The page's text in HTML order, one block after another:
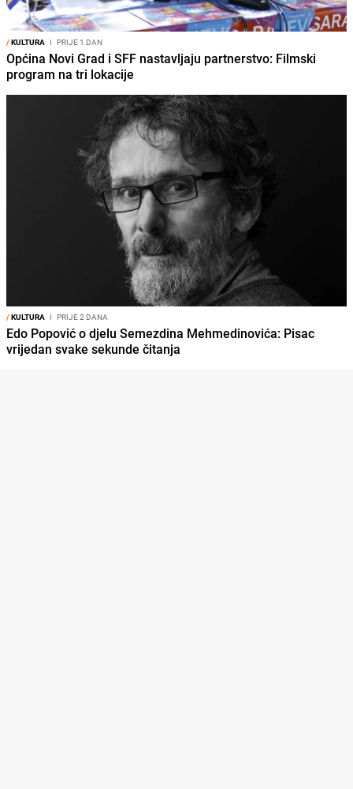
/KULTURA I PRIJE 1 DAN
Općina Novi Grad i SFF nastavljaju partnerstvo: Filmski
program na tri lokacije
/KULTURA I PRIJE 2 DANA
Edo Popović o djelu Semezdina Mehmedinovića: Pisac
vrijedan svake sekunde čitanja